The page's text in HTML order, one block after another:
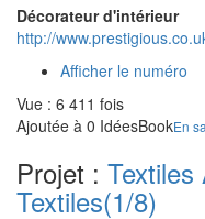
Décorateur d'intérieur
http://
Afficher le numéro
Vue : 6 411 fois
Ajoutée à 0 IdéesBookEn
Projet : Textiles
Textiles(1/8)